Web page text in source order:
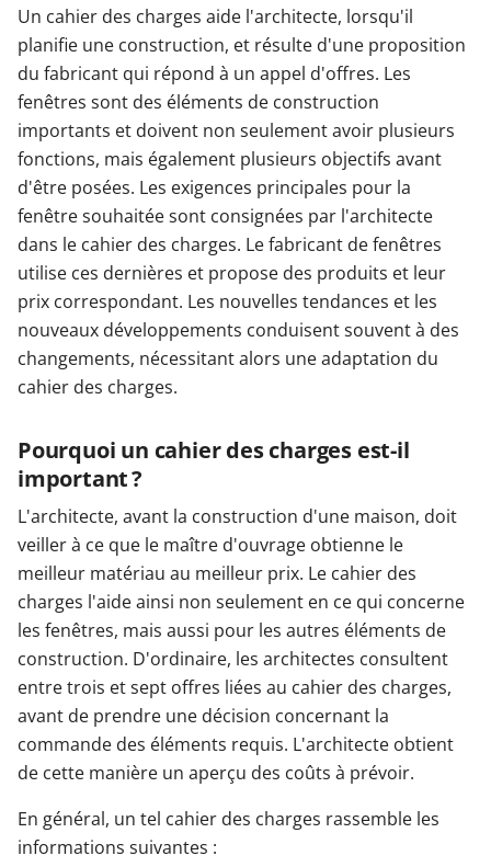
Un cahier des charges aide l'architecte, lorsqu'il
planifie une construction, et résulte d'une proposition
du fabricant qui répond à un appel d'offres. Les
fenêtres sont des éléments de construction
importants et doivent non seulement avoir plusieurs
fonctions, mais également plusieurs objectifs avant
d'être posées. Les exigences principales pour la
fenêtre souhaitée sont consignées par l'architecte
dans le cahier des charges. Le fabricant de fenêtres
utilise ces dernières et propose des produits et leur
prix correspondant. Les nouvelles tendances et les
nouveaux développements conduisent souvent à des
changements, nécessitant alors une adaptation du
cahier des charges.
Pourquoi un cahier des charges est-il
important ?
L'architecte, avant la construction d'une maison, doit
veiller à ce que le maître d'ouvrage obtienne le
meilleur matériau au meilleur prix. Le cahier des
charges l'aide ainsi non seulement en ce qui concerne
les fenêtres, mais aussi pour les autres éléments de
construction. D'ordinaire, les architectes consultent
entre trois et sept offres liées au cahier des charges,
avant de prendre une décision concernant la
commande des éléments requis. L'architecte obtient
de cette manière un aperçu des coûts à prévoir.
En général, un tel cahier des charges rassemble les
informations suivantes :